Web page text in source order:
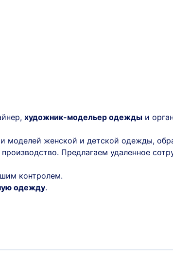
художник-модельер одежды и
моделей женской и детской одежды,
Предлагаем удаленное
контролем.
одежду.